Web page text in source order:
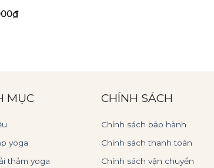
₫
MỤC
yoga
thảm yoga
CHÍNH SÁCH
Chính sách bảo hành
Chính sách thanh toán
Chính sách vận chuyển